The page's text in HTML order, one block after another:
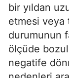
bir yıldan
etmesi veya
durumunun
ölçüde
negatife